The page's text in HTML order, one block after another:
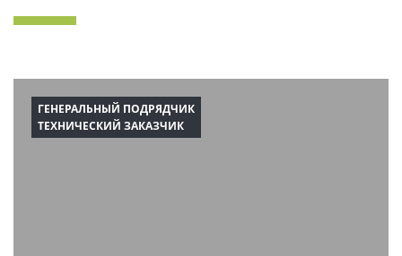
ГЕНЕРАЛЬНЫЙ ПОДРЯДЧИК
ТЕХНИЧЕСКИЙ ЗАКАЗЧИК